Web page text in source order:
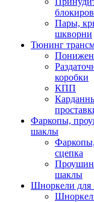
Пары,
шкворни
Тюнинг
коробки
КПП
Фаркопы,
шаклы
сцепка
шаклы
Шноркели для